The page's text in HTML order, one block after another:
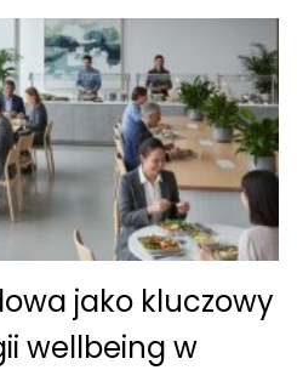
jako kluczowy
wellbeing w